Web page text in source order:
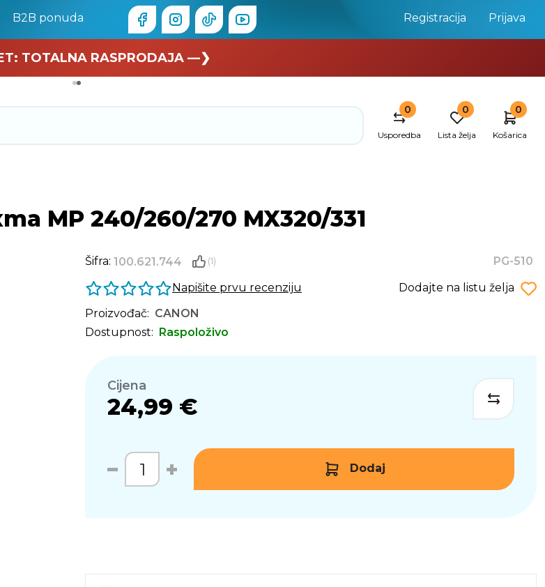
B2B ponuda Registracija Prijava
Zaslužuješ odmor —❯
TOTALNA RASPRODAJA —❯
0
Usporedba
0
Lista želja
0
Košarica
MP 240/260/270 MX320/331
Šifra: 100.621.744 (1)
PG-510
Napišite prvu recenziju
Dodajte na listu želja
Proizvođač: CANON
Dostupnost: Raspoloživo
Cijena
24,99 €
Dodaj